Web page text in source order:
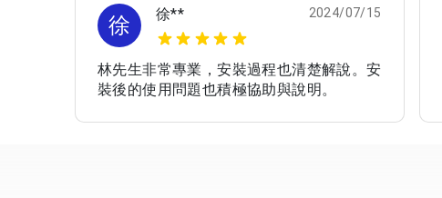
徐 徐** 2024/07/15
林先生非常專業，安裝過程也清楚解說。安
裝後的使用問題也積極協助與說明。